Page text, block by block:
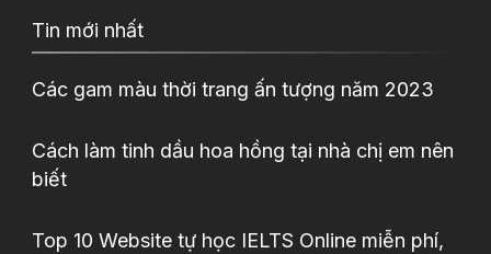
Tin mới nhất
Các gam màu thời trang ấn tượng năm 2023
Cách làm tinh dầu hoa hồng tại nhà chị em nên
biết
Top 10 Website tự học IELTS Online miễn phí,